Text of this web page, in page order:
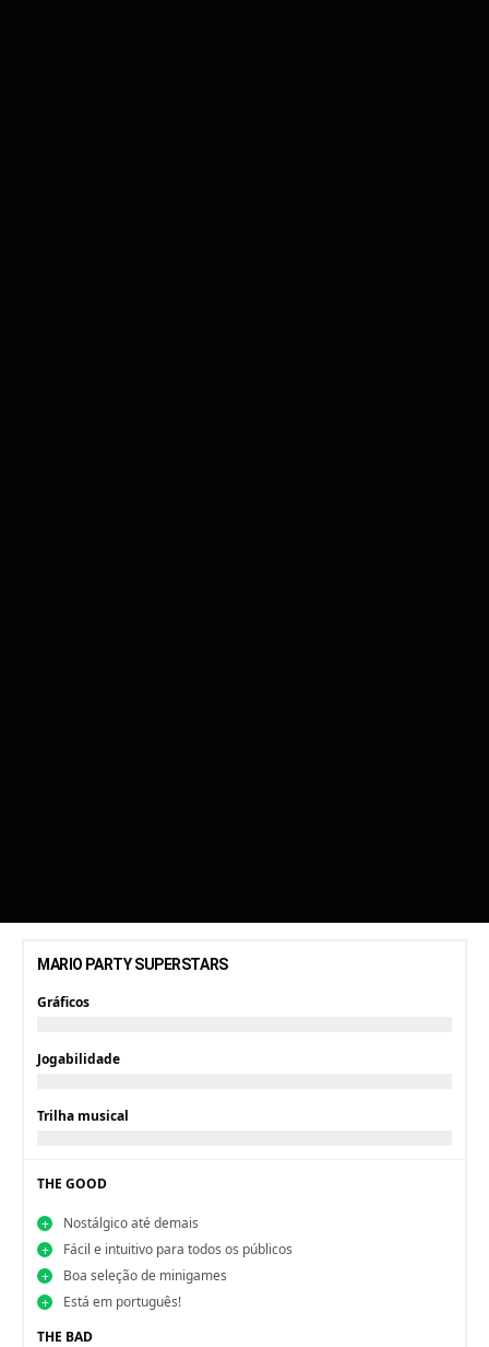
MARIO PARTY SUPERSTARS
Gráficos
Jogabilidade
Trilha musical
THE GOOD
Nostálgico até demais
Fácil e intuitivo para todos os públicos
Boa seleção de minigames
Está em português!
THE BAD